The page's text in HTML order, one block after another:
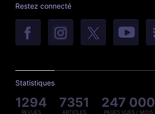
Restez connecté
Statistiques
1294
REVUES
7351
ARTICLES
247 000
PAGES VUES / MOIS